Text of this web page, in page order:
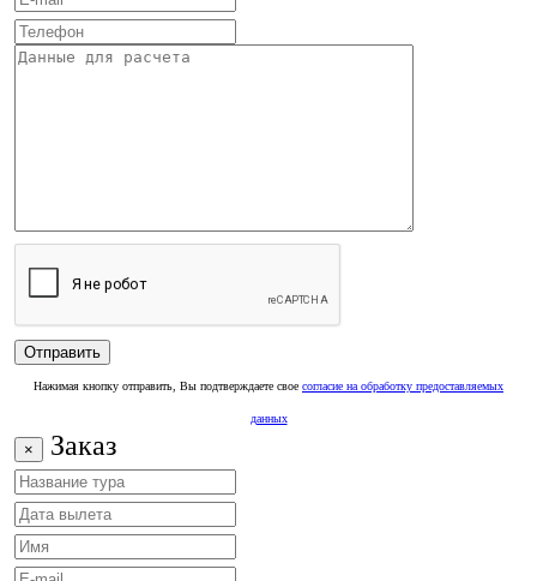
Нажимая кнопку отправить, Вы подтверждаете свое согласие на обработку предоставляемых
данных
× Заказ